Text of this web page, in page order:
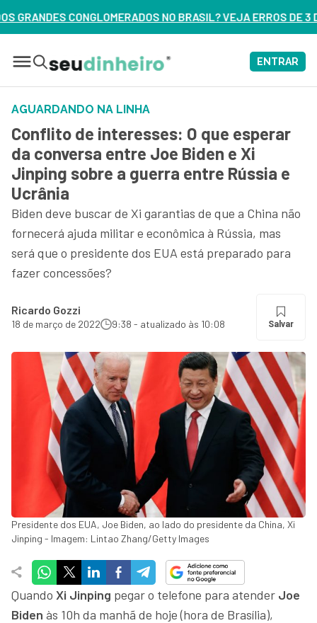
NO BRASIL? VEJA ERROS DE 3 DELES – ASSISTA AGORA
ENTRAR
AGUARDANDO NA LINHA
Conflito de interesses: O que esperar
da conversa entre Joe Biden e Xi
Jinping sobre a guerra entre Rússia e
Ucrânia
Biden deve buscar de Xi garantias de que a China não
fornecerá ajuda militar e econômica à Rússia, mas
será que o presidente dos EUA está preparado para
fazer concessões?
Ricardo Gozzi
18 de março de 2022 9:38 - atualizado às 10:08 Salvar
Presidente dos EUA, Joe Biden, ao lado do presidente da China, Xi
Jinping - Imagem: Lintao Zhang/Getty Images
Quando Xi Jinping pegar o telefone para atender Joe
Biden às 10h da manhã de hoje (hora de Brasília),